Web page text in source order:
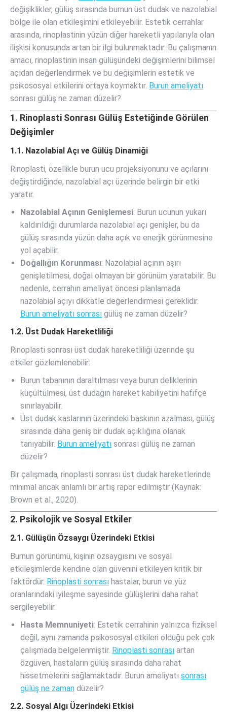
değişiklikler, gülüş sırasında burnun üst dudak ve nazolabial
bölge ile olan etkileşimini etkileyebilir. Estetik cerrahlar
arasında, rinoplastinin yüzün diğer hareketli yapılarıyla olan
ilişkisi konusunda artan bir ilgi bulunmaktadır. Bu çalışmanın
amacı, rinoplastinin insan gülüşündeki değişimlerini bilimsel
açıdan değerlendirmek ve bu değişimlerin estetik ve
psikososyal etkilerini ortaya koymaktır. Burun ameliyatı
sonrası gülüş ne zaman düzelir?
1. Rinoplasti Sonrası Gülüş Estetiğinde Görülen
Değişimler
1.1. Nazolabial Açı ve Gülüş Dinamiği
Rinoplasti, özellikle burun ucu projeksiyonunu ve açılarını
değiştirdiğinde, nazolabial açı üzerinde belirgin bir etki
yaratır.
Nazolabial Açının Genişlemesi: Burun ucunun yukarı
kaldırıldığı durumlarda nazolabial açı genişler, bu da
gülüş sırasında yüzün daha açık ve enerjik görünmesine
yol açabilir.
Doğallığın Korunması: Nazolabial açının aşırı
genişletilmesi, doğal olmayan bir görünüm yaratabilir. Bu
nedenle, cerrahın ameliyat öncesi planlamada
nazolabial açıyı dikkatle değerlendirmesi gereklidir.
Burun ameliyatı sonrası gülüş ne zaman düzelir?
1.2. Üst Dudak Hareketliliği
Rinoplasti sonrası üst dudak hareketliliği üzerinde şu
etkiler gözlemlenebilir:
Burun tabanının daraltılması veya burun deliklerinin
küçültülmesi, üst dudağın hareket kabiliyetini hafifçe
sınırlayabilir.
Üst dudak kaslarının üzerindeki baskının azalması, gülüş
sırasında daha geniş bir dudak açıklığına olanak
tanıyabilir. Burun ameliyatı sonrası gülüş ne zaman
düzelir?
Bir çalışmada, rinoplasti sonrası üst dudak hareketlerinde
minimal ancak anlamlı bir artış rapor edilmiştir (Kaynak:
Brown et al., 2020).
2. Psikolojikve Sosyal Etkiler
2.1. Gülüşün Özsaygı Üzerindeki Etkisi
Burnun görünümü, kişinin özsaygısını ve sosyal
etkileşimlerde kendine olan güvenini etkileyen kritik bir
faktördür. Rinoplasti sonrası hastalar, burun ve yüz
oranlarındaki iyileşme sayesinde gülüşlerini daha rahat
sergileyebilir.
Hasta Memnuniyeti: Estetik cerrahinin yalnızca fiziksel
değil, aynı zamanda psikososyal etkileri olduğu pek çok
çalışmada belgelenmiştir. Rinoplasti sonrası artan
özgüven, hastaların gülüş sırasında daha rahat
hissetmelerini sağlamaktadır. Burun ameliyatı sonrası
gülüş ne zaman düzelir?
2.2. Sosyal Algı Üzerindeki Etkisi